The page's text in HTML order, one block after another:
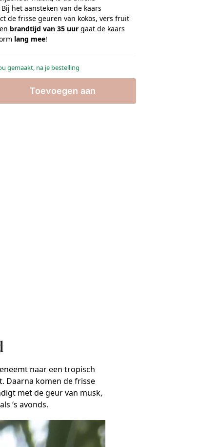
het aansteken van de kaars
de frisse geuren van kokos, vers fruit
brandtijd van 35 uur gaat de kaars
lang mee!
gemaakt, na je bestelling
Toevoegen aan
naar een tropisch
Daarna komen de frisse
met de geur van musk,
‘s avonds.